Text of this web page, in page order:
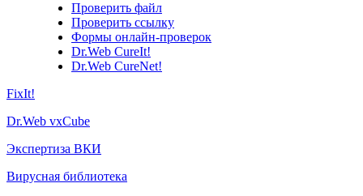
Проверить файл
Проверить ссылку
Формы онлайн-проверок
Dr.Web CureIt!
Dr.Web CureNet!
FixIt!
Dr.Web vxCube
Экспертиза ВКИ
Вирусная библиотека